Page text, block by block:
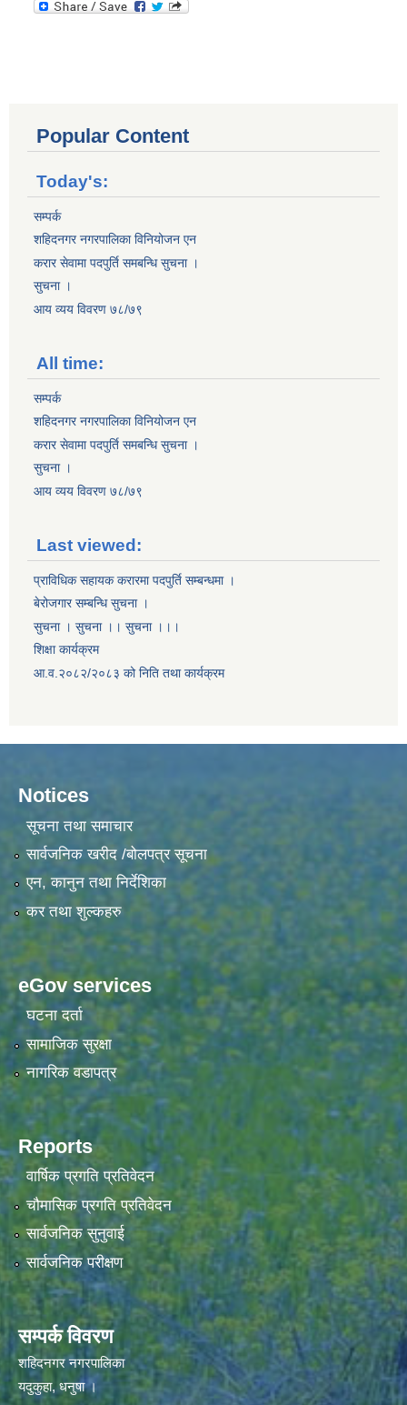
Popular Content
Today's:
सम्पर्क
शहिदनगर नगरपालिका विनियोजन एन
करार सेवामा पदपुर्ति समबन्धि सुचना ।
सुचना ।
आय व्यय विवरण ७८/७९
All time:
सम्पर्क
शहिदनगर नगरपालिका विनियोजन एन
करार सेवामा पदपुर्ति समबन्धि सुचना ।
सुचना ।
आय व्यय विवरण ७८/७९
Last viewed:
प्राविधिक सहायक करारमा पदपुर्ति सम्बन्धमा ।
बेरोजगार सम्बन्धि सुचना ।
सुचना । सुचना ।। सुचना ।।।
शिक्षा कार्यक्रम
आ.व.२०८२/२०८३ को निति तथा कार्यक्रम
Notices
सूचना तथा समाचार
सार्वजनिक खरीद /बोलपत्र सूचना
एन, कानुन तथा निर्देशिका
कर तथा शुल्कहरु
eGov services
घटना दर्ता
सामाजिक सुरक्षा
नागरिक वडापत्र
Reports
वार्षिक प्रगति प्रतिवेदन
चौमासिक प्रगति प्रतिवेदन
सार्वजनिक सुनुवाई
सार्वजनिक परीक्षण
सम्पर्क विवरण
शहिदनगर नगरपालिका
यदुकुहा, धनुषा ।